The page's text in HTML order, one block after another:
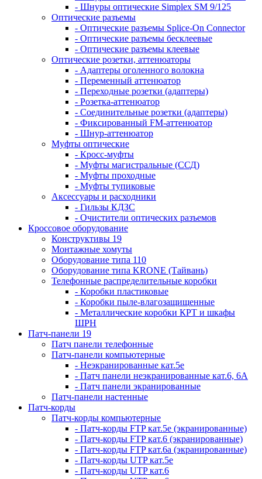
- Шнуры оптические Simplex SM 9/125
Оптические разъемы
- Оптические разъемы Splice-On Connector
- Оптические разъемы бесклеевые
- Оптические разъемы клеевые
Оптические розетки, аттенюаторы
- Адаптеры оголенного волокна
- Переменный аттенюатор
- Переходные розетки (адаптеры)
- Розетка-аттенюатор
- Соединительные розетки (адаптеры)
- Фиксированный FM-аттенюатор
- Шнур-аттенюатор
Муфты оптические
- Кросс-муфты
- Муфты магистральные (ССД)
- Муфты проходные
- Муфты тупиковые
Аксессуары и расходники
- Гильзы КДЗС
- Очистители оптических разъемов
Кроссовое оборудование
Конструктивы 19
Монтажные хомуты
Оборудование типа 110
Оборудование типа KRONE (Тайвань)
Телефонные распределительные коробки
- Коробки пластиковые
- Коробки пыле-влагозащищенные
- Металлические коробки КРТ и шкафы
ШРН
Патч-панели 19
Патч панели телефонные
Патч-панели компьютерные
- Неэкранированные кат.5е
- Патч панели неэкранированные кат.6, 6А
- Патч панели экранированные
Патч-панели настенные
Патч-корды
Патч-корды компьютерные
- Патч-корды FTP кат.5е (экранированные)
- Патч-корды FTP кат.6 (экранированные)
- Патч-корды FTP кат.6а (экранированные)
- Патч-корды UTP кат.5е
- Патч-корды UTP кат.6